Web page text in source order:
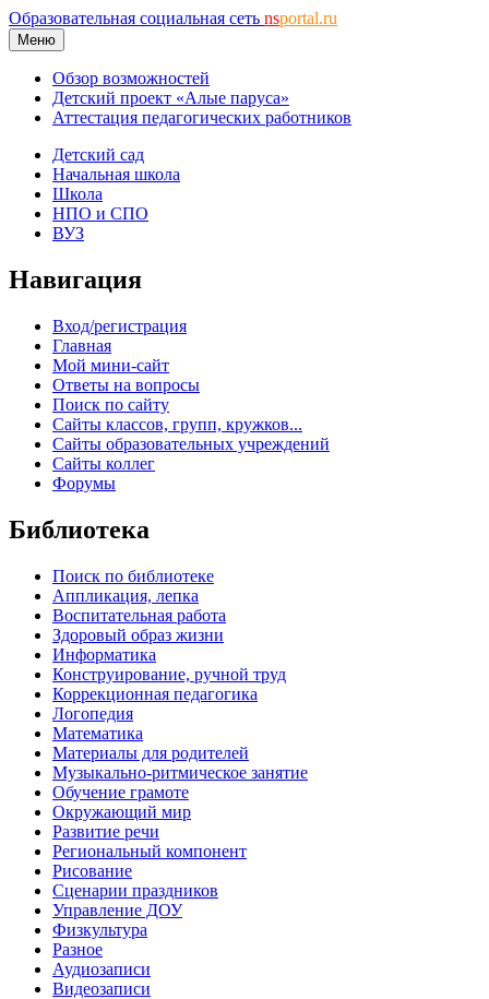
Образовательная социальная сеть nsportal.ru
Меню
Обзор возможностей
Детский проект «Алые паруса»
Аттестация педагогических работников
Детский сад
Начальная школа
Школа
НПО и СПО
ВУЗ
Навигация
Вход/регистрация
Главная
Мой мини-сайт
Ответы на вопросы
Поиск по сайту
Сайты классов, групп, кружков...
Сайты образовательных учреждений
Сайты коллег
Форумы
Библиотека
Поиск по библиотеке
Аппликация, лепка
Воспитательная работа
Здоровый образ жизни
Информатика
Конструирование, ручной труд
Коррекционная педагогика
Логопедия
Математика
Материалы для родителей
Музыкально-ритмическое занятие
Обучение грамоте
Окружающий мир
Развитие речи
Региональный компонент
Рисование
Сценарии праздников
Управление ДОУ
Физкультура
Разное
Аудиозаписи
Видеозаписи